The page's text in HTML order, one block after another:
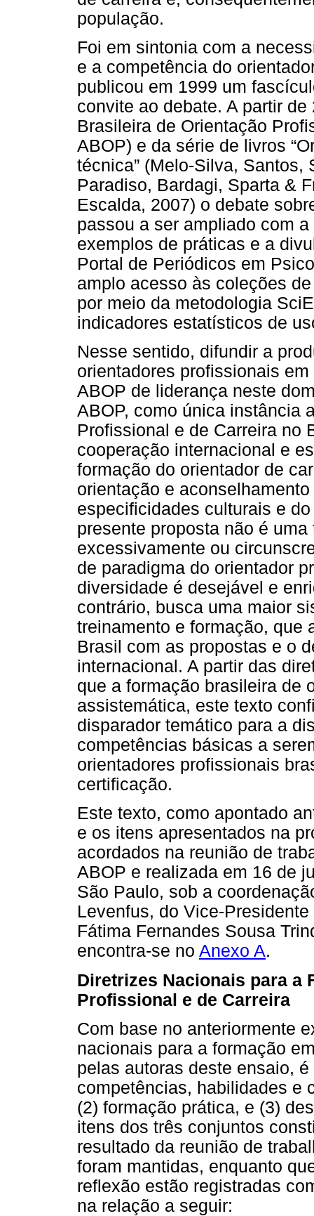
população.
Foi em sintonia com a
e a competência do
publicou em 1999 um
convite ao debate. A partir
Brasileira de Orientação
ABOP) e da série de livros
técnica” (Melo-Silva,
Paradiso, Bardagi, Sparta &
Escalda, 2007) o debate
passou a ser ampliado com
exemplos de práticas e a
Portal de Periódicos em
amplo acesso às coleções
por meio da metodologia
indicadores estatísticos de
Nesse sentido, difundir a
orientadores profissionais
ABOP de liderança neste
ABOP, como única instância
Profissional e de Carreira no
cooperação internacional e
formação do orientador de
orientação e
especificidades culturais e
presente proposta não é
excessivamente ou
de paradigma do orientador
diversidade é desejável e
contrário, busca uma maior
treinamento e formação, que
Brasil com as propostas e o
internacional. A partir das
que a formação brasileira de
assistemática, este texto
disparador temático para a
competências básicas a
orientadores profissionais
certificação.
Este texto, como apontado
e os itens apresentados na
acordados na reunião de
ABOP e realizada em 16 de
São Paulo, sob a
Levenfus, do Vice-
Fátima Fernandes Sousa
encontra-se no Anexo A.
Diretrizes Nacionais para a
Profissional e de Carreira
Com base no anteriormente
nacionais para a formação
pelas autoras deste ensaio,
competências, habilidades e
(2) formação prática, e (3)
itens dos três conjuntos
resultado da reunião de
foram mantidas, enquanto
reflexão estão registradas
na relação a seguir: